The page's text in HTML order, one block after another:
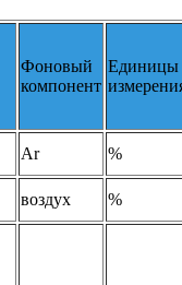
Фоновый
компонент
Единицы
Ar %
воздух %